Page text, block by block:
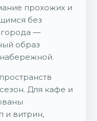
прохожих и
без
города —
образ
Для кафе и
и витрин,